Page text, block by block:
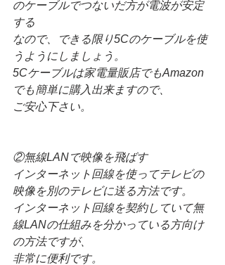
のケーブルでつないだ方が電波が安定
する
なので、できる限り5Cのケーブルを使
うようにしましょう。
5Cケーブルは家電量販店でもAmazon
でも簡単に購入出来ますので、
ご安心下さい。
②無線LANで映像を飛ばす
インターネット回線を使ってテレビの
映像を別のテレビに送る方法です。
インターネット回線を契約していて無
線LANの仕組みを分かっている方向け
の方法ですが、
非常に便利です。